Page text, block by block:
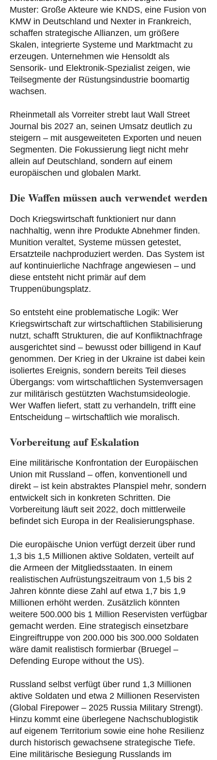
Muster: Große Akteure wie KNDS, eine Fusion von
KMW in Deutschland und Nexter in Frankreich,
schaffen strategische Allianzen, um größere
Skalen, integrierte Systeme und Marktmacht zu
erzeugen. Unternehmen wie Hensoldt als
Sensorik- und Elektronik-Spezialist zeigen, wie
Teilsegmente der Rüstungsindustrie boomartig
wachsen.
Rheinmetall als Vorreiter strebt laut Wall Street
Journal bis 2027 an, seinen Umsatz deutlich zu
steigern – mit ausgeweiteten Exporten und neuen
Segmenten. Die Fokussierung liegt nicht mehr
allein auf Deutschland, sondern auf einem
europäischen und globalen Markt.
Die Waffen müssen auch verwendet werden
Doch Kriegswirtschaft funktioniert nur dann
nachhaltig, wenn ihre Produkte Abnehmer finden.
Munition veraltet, Systeme müssen getestet,
Ersatzteile nachproduziert werden. Das System ist
auf kontinuierliche Nachfrage angewiesen – und
diese entsteht nicht primär auf dem
Truppenübungsplatz.
So entsteht eine problematische Logik: Wer
Kriegswirtschaft zur wirtschaftlichen Stabilisierung
nutzt, schafft Strukturen, die auf Konfliktnachfrage
ausgerichtet sind – bewusst oder billigend in Kauf
genommen. Der Krieg in der Ukraine ist dabei kein
isoliertes Ereignis, sondern bereits Teil dieses
Übergangs: vom wirtschaftlichen Systemversagen
zur militärisch gestützten Wachstumsideologie.
Wer Waffen liefert, statt zu verhandeln, trifft eine
Entscheidung – wirtschaftlich wie moralisch.
Vorbereitung auf Eskalation
Eine militärische Konfrontation der Europäischen
Union mit Russland – offen, konventionell und
direkt – ist kein abstraktes Planspiel mehr, sondern
entwickelt sich in konkreten Schritten. Die
Vorbereitung läuft seit 2022, doch mittlerweile
befindet sich Europa in der Realisierungsphase.
Die europäische Union verfügt derzeit über rund
1,3 bis 1,5 Millionen aktive Soldaten, verteilt auf
die Armeen der Mitgliedsstaaten. In einem
realistischen Aufrüstungszeitraum von 1,5 bis 2
Jahren könnte diese Zahl auf etwa 1,7 bis 1,9
Millionen erhöht werden. Zusätzlich könnten
weitere 500.000 bis 1 Million Reservisten verfügbar
gemacht werden. Eine strategisch einsetzbare
Eingreiftruppe von 200.000 bis 300.000 Soldaten
wäre damit realistisch formierbar (Bruegel –
Defending Europe without the US).
Russland selbst verfügt über rund 1,3 Millionen
aktive Soldaten und etwa 2 Millionen Reservisten
(Global Firepower – 2025 Russia Military Strengt).
Hinzu kommt eine überlegene Nachschublogistik
auf eigenem Territorium sowie eine hohe Resilienz
durch historisch gewachsene strategische Tiefe.
Eine militärische Besiegung Russlands im